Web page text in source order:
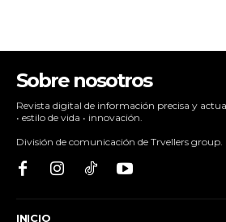
Sobre nosotros
Revista digital de información precisa y
• estilo de vida • innovación.
División de comunicación de Trvellers group.
INICIO